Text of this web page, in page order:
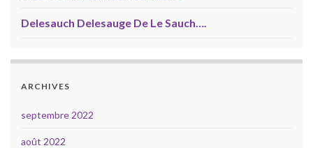
Delesauch Delesauge De Le Sauch….
ARCHIVES
septembre 2022
août 2022